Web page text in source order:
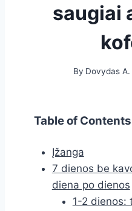
saugiai
By Dovydas A.
Table of Contents
Įžanga
7 dienos be
diena po dienos
1-2 dienos: